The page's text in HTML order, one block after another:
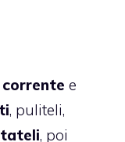
e
, puliteli,
, poi